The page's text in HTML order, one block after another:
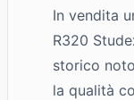
In vendita
R320
storico
la qualità